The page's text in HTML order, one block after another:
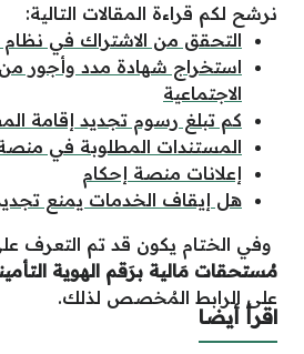
نرشح لكم قراءة المقالات التالية:
التحقق من الاشتراك في نظام
استخراج شهادة مدد وأجور من
الاجتماعية
كم تبلغ رسوم تجديد إقامة
المستندات المطلوبة في
إعلانات منصة إحكام
هل إيقاف الخدمات يمنع تجديد
وفي الختام يكون قد تم التعرف
مُستحقات مَالية برَقم الهوية
على الرابط المُخصص لذلك.
اقرأ أيضا